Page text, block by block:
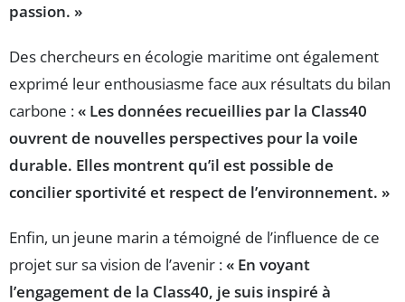
passion. »
Des chercheurs en écologie maritime ont également
exprimé leur enthousiasme face aux résultats du bilan
carbone :« Les données recueillies par la Class40
ouvrent de nouvelles perspectives pour la voile
durable. Elles montrent qu’il est possible de
concilier sportivité et respect de l’environnement. »
Enfin, un jeune marin a témoigné de l’influence de ce
projet sur sa vision de l’avenir :« En voyant
l’engagement de la Class40, je suis inspiré à